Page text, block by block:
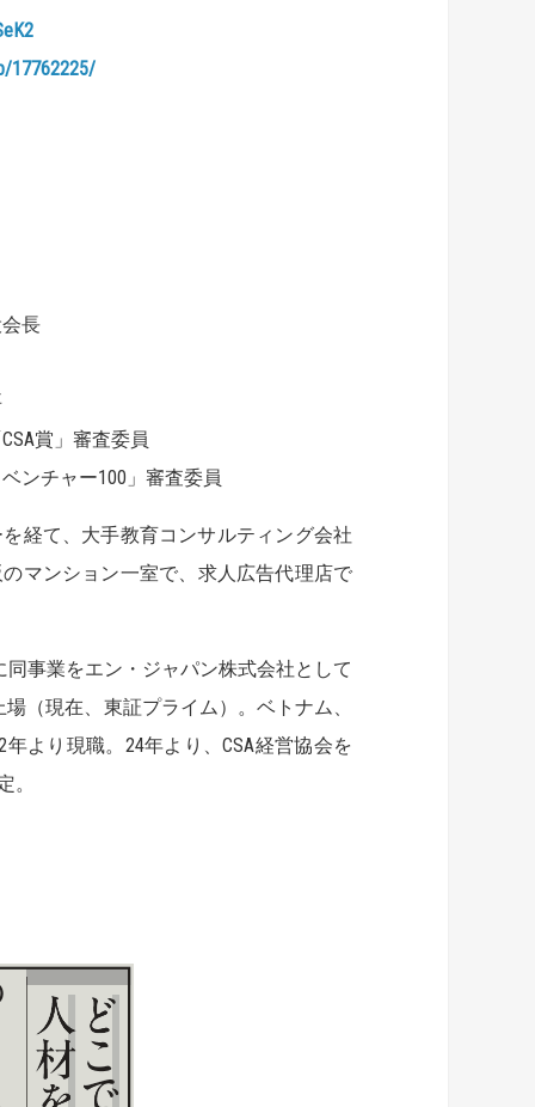
17762225/
長
賞」審査委員
ンチャー100」審査委員
経て、大手教育コンサルティング会社
マンション一室で、求人広告代理店で
同事業をエン・ジャパン株式会社として
（現在、東証プライム）。ベトナム、
より現職。24年より、CSA経営協会を
。